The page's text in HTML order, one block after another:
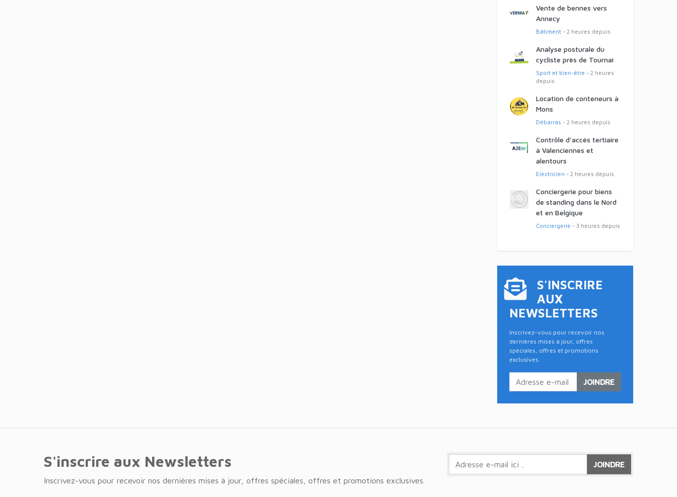
Vente de bennes vers
Annecy
Bâtiment- 2 heures depuis
Analyse posturale du
cycliste près de Tournai
Sport et bien-être - 2 heures
depuis
Location de conteneurs à
Mons
Débarras - 2 heures depuis
Contrôle d’accès tertiaire
à Valenciennes et
alentours
Electricien - 2 heures depuis
Conciergerie pour biens
de standing dans le Nord
et en Belgique
Conciergerie - 3 heures depuis
S'INSCRIRE
AUX
NEWSLETTERS
Inscrivez-vous pour recevoir nos
dernières mises à jour, offres
spéciales, offres et promotions
exclusives.
JOINDRE
S'inscrire aux Newsletters
Inscrivez-vous pour recevoir nos dernières mises à jour, offres spéciales, offres et promotions exclusives.
JOINDRE